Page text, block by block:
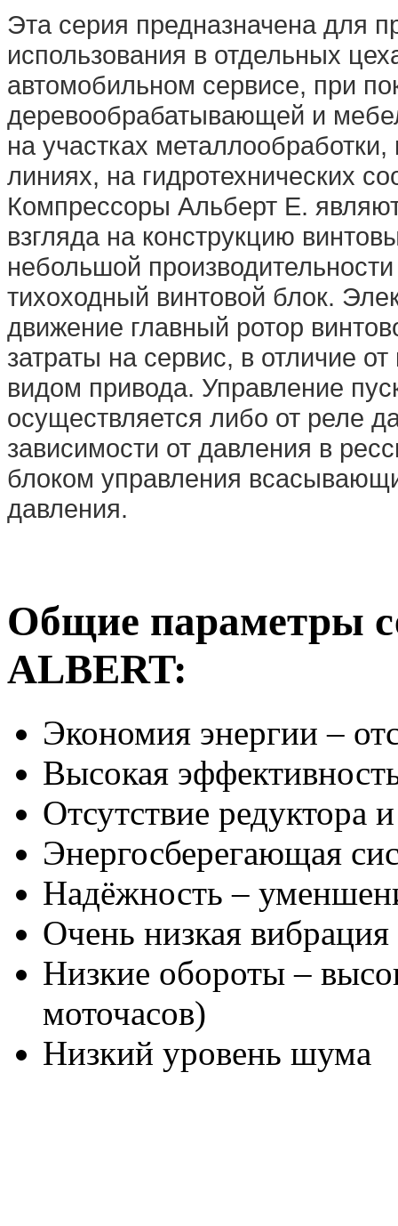
Эта серия предназначена для
использования в отдельных
автомобильном сервисе, при
деревообрабатывающей и
на участках
линиях, на гидротехнических
Компрессоры Альберт E.
взгляда на конструкцию
небольшой
тихоходный винтовой блок.
движение главный ротор
затраты на сервис, в отличие
видом привода. Управление
осуществляется либо от реле
зависимости от давления в
блоком управления
давления.
Общие параметры
ALBERT:
Экономия энергии –
Высокая
Отсутствие редуктора
Энергосберегающая
Надёжность –
Очень низкая вибрация
Низкие обороты –
моточасов)
Низкий уровень шума